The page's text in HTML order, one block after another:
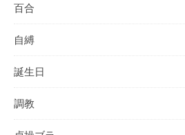
百合
自縛
誕生日
調教